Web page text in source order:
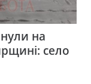
на
село